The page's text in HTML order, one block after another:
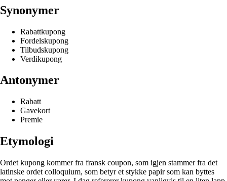
Synonymer
Rabattkupong
Fordelskupong
Tilbudskupong
Verdikupong
Antonymer
Rabatt
Gavekort
Premie
Etymologi
Ordet kupong kommer fra fransk coupon, som igjen stammer fra det
latinske ordet colloquium, som betyr et stykke papir som kan byttes